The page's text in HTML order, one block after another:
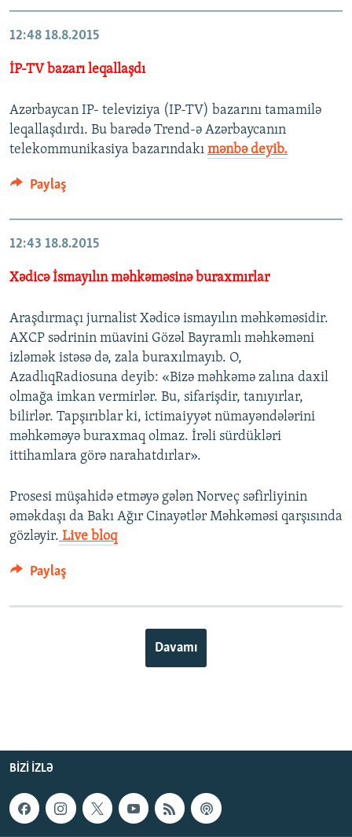
12:48 18.8.2015
İP-TV bazarı leqallaşdı
Azərbaycan IP- televiziya (IP-TV) bazarını tamamilə
leqallaşdırdı. Bu barədə Trend-ə Azərbaycanın
telekommunikasiya bazarındakı mənbə deyib.
Paylaş
12:43 18.8.2015
Xədicə İsmayılın məhkəməsinə buraxmırlar
Araşdırmaçı jurnalist Xədicə ismayılın məhkəməsidir.
AXCP sədrinin müavini Gözəl Bayramlı məhkəməni
izləmək istəsə də, zala buraxılmayıb. O,
AzadlıqRadiosuna deyib: «Bizə məhkəmə zalına daxil
olmağa imkan vermirlər. Bu, sifarişdir, tanıyırlar,
bilirlər. Tapşırıblar ki, ictimaiyyət nümayəndələrini
məhkəməyə buraxmaq olmaz. İrəli sürdükləri
ittihamlara görə narahatdırlar».
Prosesi müşahidə etməyə gələn Norveç səfirliyinin
əməkdaşı da Bakı Ağır Cinayətlər Məhkəməsi qarşısında
gözləyir. Live bloq
Paylaş
Davamı
BIZI IZLƏ